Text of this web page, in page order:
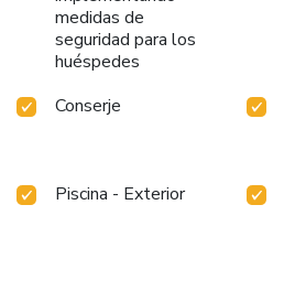
medidas de
seguridad para los
huéspedes
Conserje
Piscina - Exterior